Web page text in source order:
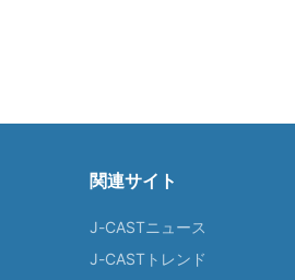
関連サイト
J-CASTニュース
J-CASTトレンド